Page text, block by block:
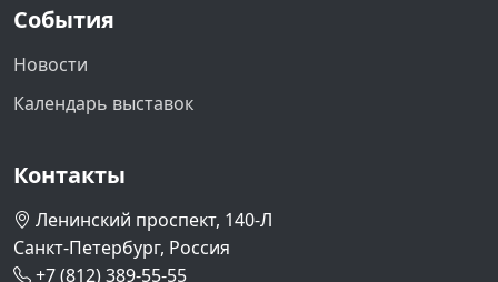
События
Новости
Календарь выставок
Контакты
Ленинский проспект, 140-Л
Санкт-Петербург, Россия
+7 (812) 389-55-55